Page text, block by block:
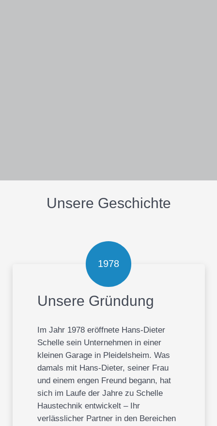
Unsere Geschichte
1978
Unsere Gründung
Im Jahr 1978 eröffnete Hans-Dieter
Schelle sein Unternehmen in einer
kleinen Garage in Pleidelsheim. Was
damals mit Hans-Dieter, seiner Frau
und einem engen Freund begann, hat
sich im Laufe der Jahre zu Schelle
Haustechnik entwickelt – Ihr
verlässlicher Partner in den Bereichen